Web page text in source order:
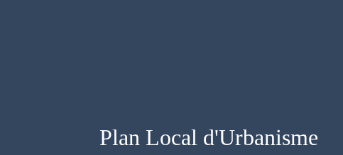
Plan Local d'Urbanisme